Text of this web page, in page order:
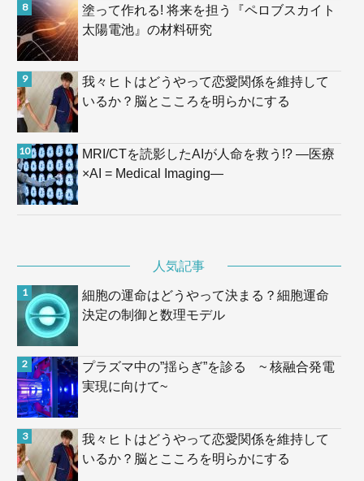
塗って作れる! 将来を担う『ペロブスカイト
太陽電池』の材料研究
我々ヒトはどうやって恋愛関係を維持して
いるか？脳とこころを明らかにする
MRI/CTを読影したAIが人命を救う!? —医療
×AI = Medical Imaging—
人気記事
細胞の運命はどうやって決まる？細胞運命
決定の制御と数理モデル
プラズマ中の”揺らぎ”を診る ~ 核融合発電
実現に向けて~
我々ヒトはどうやって恋愛関係を維持して
いるか？脳とこころを明らかにする